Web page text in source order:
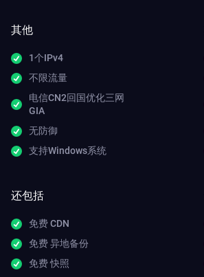
其他
1个IPv4
不限流量
电信CN2回国优化三网
GIA
无防御
支持Windows系统
还包括
免费 CDN
免费 异地备份
免费 快照